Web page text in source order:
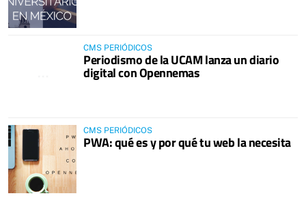
CMS PERIÓDICOS
Periodismo de la UCAM lanza un diario
digital con Opennemas
CMS PERIÓDICOS
PWA: qué es y por qué tu web la necesita